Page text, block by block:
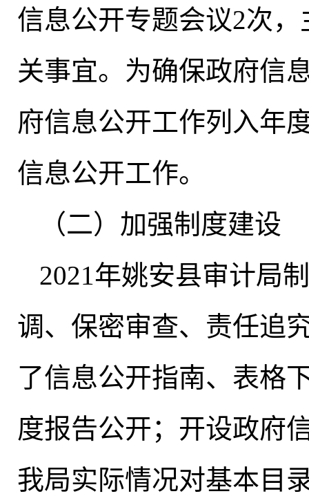
信息公开专题会议2次，
关事宜。为确保政府信
府信息公开工作列入年
信息公开工作。
（二）加强制度建设
2021年姚安县审计局
调、保密审查、责任追
了信息公开指南、表格
度报告公开；开设政府
我局实际情况对基本目